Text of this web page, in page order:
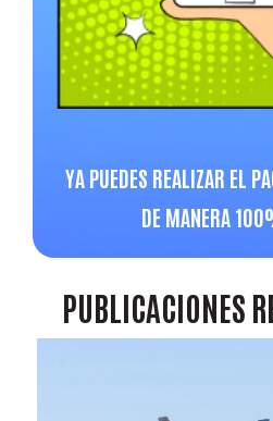
YA PUEDES REALIZAR EL
DE MANERA
PUBLICACIONES